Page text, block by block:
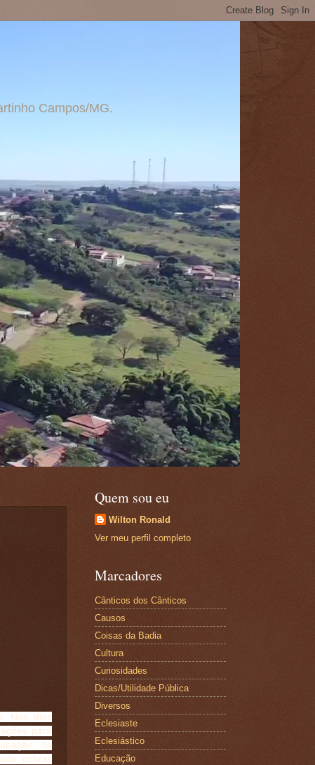
Campos/MG.
Nos dias
para
da
cobrar
Quem sou eu
Wilton Ronald
Ver meu perfil completo
Marcadores
Cânticos dos Cânticos
Causos
Coisas da Badia
Cultura
Curiosidades
Dicas/Utilidade Pública
Diversos
Eclesiaste
Eclesiástico
Educação